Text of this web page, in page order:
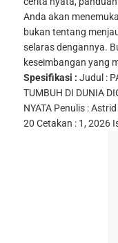
Anda akan
bukan tentang
selaras dengannya.
keseimbangan yang
Spesifikasi : Judul :
TUMBUH DI DUNIA
NYATA Penulis :
20 Cetakan : 1, 2026